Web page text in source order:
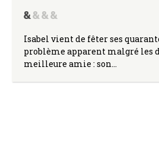
Isabel vient de fêter ses
problème apparent malgré les
meilleure amie : son…